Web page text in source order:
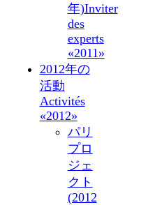
年)Inviter
des
experts
«2011»
2012年の
活動
Activités
«2012»
パリ
プロ
ジェ
クト
(2012